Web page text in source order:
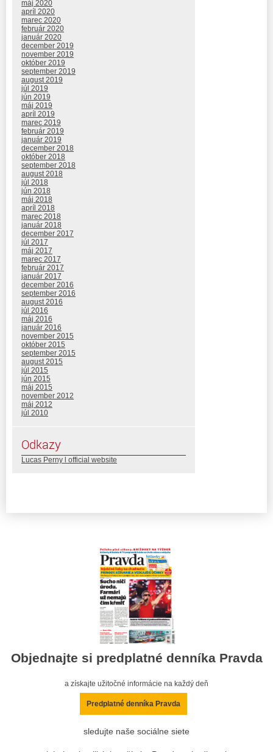
máj 2020
apríl 2020
marec 2020
február 2020
január 2020
december 2019
november 2019
október 2019
september 2019
august 2019
júl 2019
jún 2019
máj 2019
apríl 2019
marec 2019
február 2019
január 2019
december 2018
október 2018
september 2018
august 2018
júl 2018
jún 2018
máj 2018
apríl 2018
marec 2018
január 2018
december 2017
júl 2017
máj 2017
marec 2017
február 2017
január 2017
december 2016
september 2016
august 2016
júl 2016
máj 2016
január 2016
november 2015
október 2015
september 2015
august 2015
júl 2015
jún 2015
máj 2015
november 2012
máj 2012
júl 2010
Odkazy
Lucas Perny l official website
Objednajte si predplatné denníka Pravda
a získajte užitočné informácie na každý deň
Predplatné denníka Pravda
sledujte naše sociálne siete